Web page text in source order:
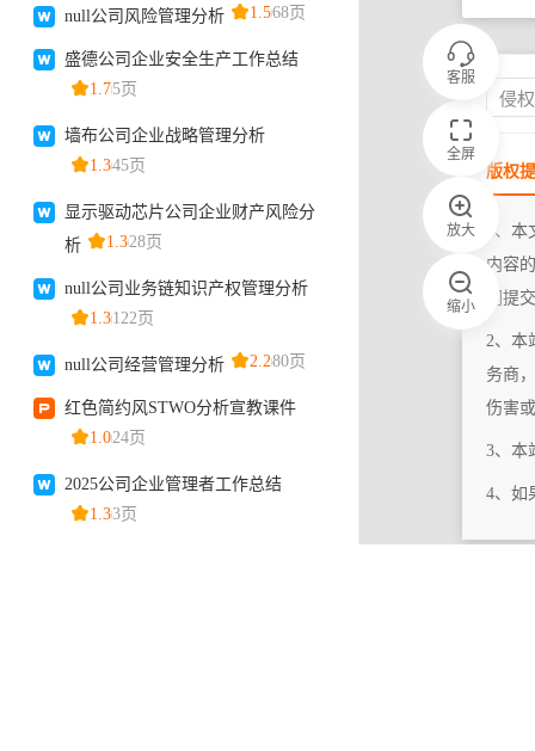
客服
全屏
放大
缩小
侵
版权
1、
内容
们提
2、本
务商
伤害
3、本
4、如